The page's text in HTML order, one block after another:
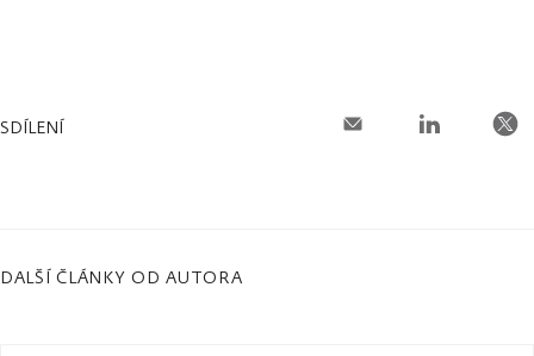
SDÍLENÍ
DALŠÍ ČLÁNKY OD AUTORA